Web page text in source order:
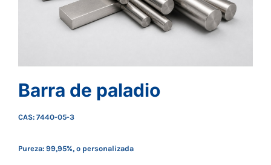
Barra de paladio
CAS: 7440-05-3
Pureza: 99,95%, o personalizada